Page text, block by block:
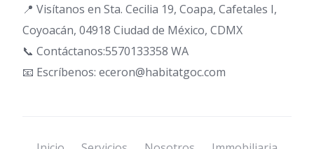
📍 Visítanos en Sta. Cecilia 19, Coapa, Cafetales I,
Coyoacán, 04918 Ciudad de México, CDMX
📞 Contáctanos:5570133358 WA
📧 Escríbenos: eceron@habitatgoc.com